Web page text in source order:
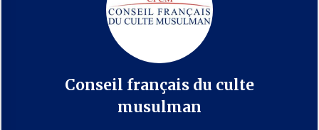
Conseil français du culte
musulman